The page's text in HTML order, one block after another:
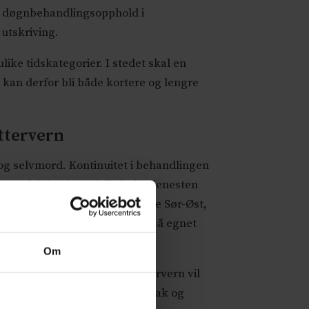
Om
i
tidskategorier. I stedet skal en
derfor bli både kortere og lengre
selvmord. Kontinuitet i behandlingen
i spesialisthelsetjenesten
i døgnbehandling i Helse Sør-Øst,
Mange mangler også egnet
innføringen av integrert ettervern vil
poliklinikkene i helseforetak og